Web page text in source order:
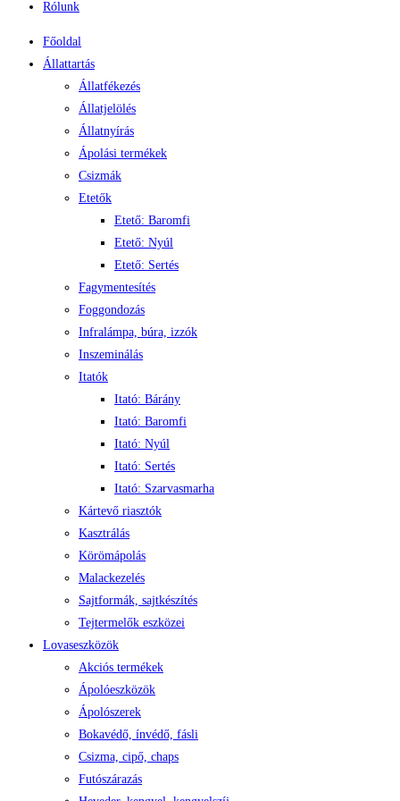
Rólunk
Főoldal
Állattartás
Állatfékezés
Állatjelölés
Állatnyírás
Ápolási termékek
Csizmák
Etetők
Etető: Baromfi
Etető: Nyúl
Etető: Sertés
Fagymentesítés
Foggondozás
Infralámpa, búra, izzók
Inszeminálás
Itatók
Itató: Bárány
Itató: Baromfi
Itató: Nyúl
Itató: Sertés
Itató: Szarvasmarha
Kártevő riasztók
Kasztrálás
Körömápolás
Malackezelés
Sajtformák, sajtkészítés
Tejtermelők eszközei
Lovaseszközök
Akciós termékek
Ápolóeszközök
Ápolószerek
Bokavédő, ínvédő, fásli
Csizma, cipő, chaps
Futószárazás